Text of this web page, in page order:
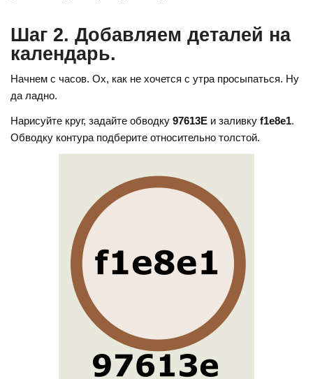
Шаг 2. Добавляем деталей на
календарь.
Начнем с часов. Ох, как не хочется с утра просыпаться. Ну
да ладно.
Нарисуйте круг, задайте обводку97613Е и заливкуf1e8e1.
Обводку контура подберите относительно толстой.